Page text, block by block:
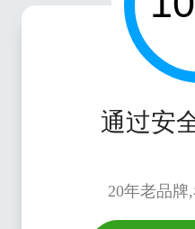
通过安
20年老品牌